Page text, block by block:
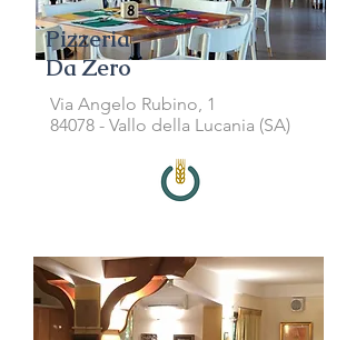
Pizzeria
Da Zero
Via Angelo Rubino, 1
84078 - Vallo della Lucania (SA)